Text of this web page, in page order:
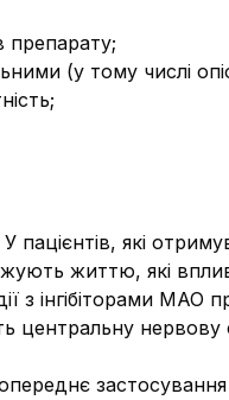
препарату;
(у тому числі
які
життю, які
інгібіторами МАО
центральну